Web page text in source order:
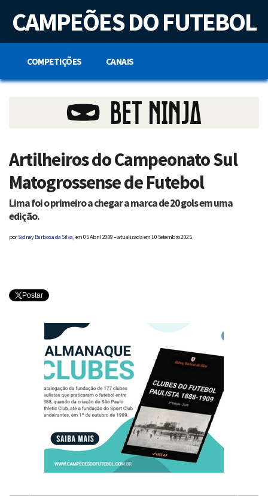
t
n
CAMPEÕES DO FUTEBOL
COMPETIÇÕES CANAIS
Artilheiros do Campeonato Sul
Matogrossense de Futebol
Lima foi o primeiro a chegar a marca de 20 gols em uma
edição.
porSidney Barbosa da Silva, em05 Abril 2009 – atualizada em 10 Setembro 2025.
Postar